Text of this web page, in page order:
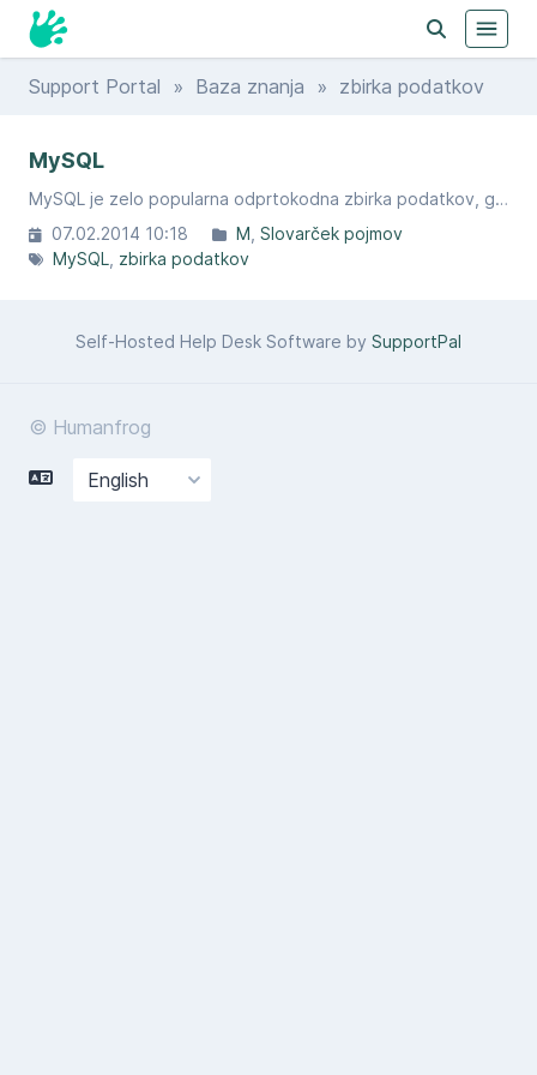
Support Portal » Baza znanja » zbirka podatkov
MySQL
MySQL je zelo popularna odprtokodna zbirka podatkov, gre prav za prav sistem s katerim upravljamo z bazami, ki vsebujejo podatke.
07.02.2014 10:18
M Slovarček pojmov
MySQL zbirka podatkov
Self-Hosted Help Desk Software by SupportPal
© Humanfrog